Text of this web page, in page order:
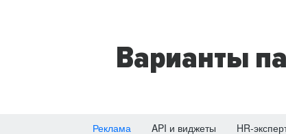
Варианты
Реклама API и виджеты HR-